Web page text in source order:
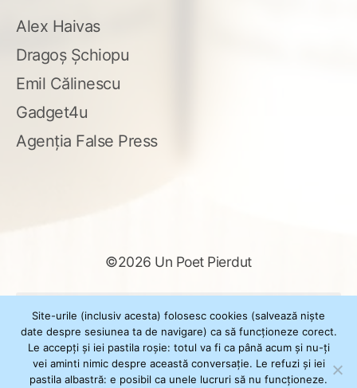
Alex Haivas
Dragoș Șchiopu
Emil Călinescu
Gadget4u
Agenția False Press
©2026 Un Poet Pierdut
după:
Site-urile (inclusiv acesta) folosesc cookies (salvează niște
date despre sesiunea ta de navigare) ca să funcționeze corect.
Le accepți și iei pastila roșie: totul va fi ca până acum și nu-ți
vei aminti nimic despre această conversație. Le refuzi și iei
pastila albastră: e posibil ca unele lucruri să nu funcționeze.